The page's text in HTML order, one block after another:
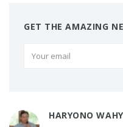
GET THE AMAZING
HARYONO